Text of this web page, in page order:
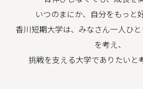
いつのまにか、自分をもっと
香川短期大学は、みなさん一人ひ
を考え、
挑戦を支える大学でありたいと